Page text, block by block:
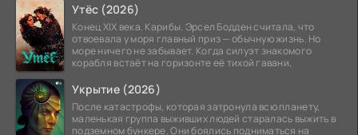
Утёс (2026)
Конец XIX века. Карибы. Эрсел Бодден считала, что
отвоевала у моря главный приз — обычную жизнь. Но
море ничего не забывает. Когда силуэт знакомого
корабля встаёт на горизонте её тихой гавани,
Укрытие (2026)
После катастрофы, которая затронула всю планету,
маленькая группа выживших людей старалась выжить в
подземном бункере. Они боялись подниматься на